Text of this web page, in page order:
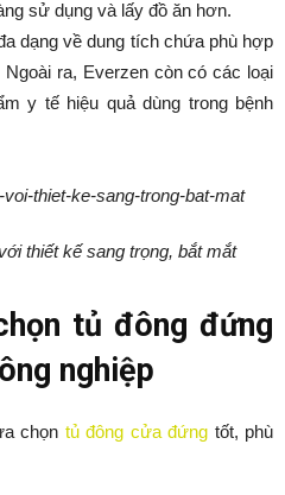
sử dụng và lấy đồ ăn hơn.
dạng về dung tích chứa phù hợp
ra, Everzen còn có các loại
y tế hiệu quả dùng trong bệnh
thiết kế sang trọng, bắt mắt
tủ đông đứng
nghiệp
chọn tủ đông cửa đứng tốt, phù